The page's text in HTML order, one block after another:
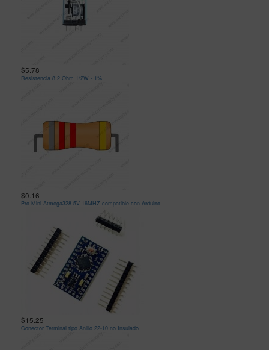
$5.78
Resistencia 8.2 Ohm 1/2W - 1%
$0.16
Pro Mini Atmega328 5V 16MHZ compatible con Arduino
$15.25
Conector Terminal tipo Anillo 22-10 no Insulado